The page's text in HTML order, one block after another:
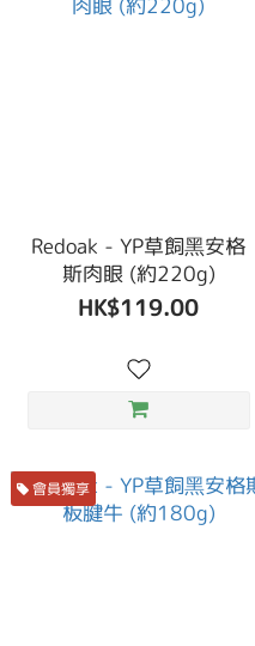
Redoak - YP草飼黑安格
斯肉眼 (約220g)
HK$119.00
會員獨享